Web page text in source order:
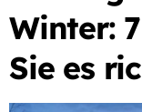
Winter:
Sie es